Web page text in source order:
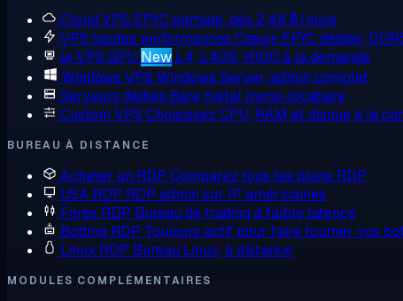
Cloud VPS EPYC partagé, dès 2,48 $/mois
VPS hautes performances Cœurs EPYC dédiés,
le VPS GPU New L4, L40S, H100 à la demande
Windows VPS Windows Server, admin complet
Serveurs dédiés Bare metal mono-locataire
Custom VPS Choisissez CPU, RAM et disque à la
BUREAU À DISTANCE
Acheter un RDP Comparez tous les plans RDP
USA RDP RDP admin sur IP américaines
Forex RDP Bureau de trading à faible latence
Botting RDP Toujours actif pour faire tourner vos
Linux RDP Bureau Linux, à distance
MODULES COMPLÉMENTAIRES